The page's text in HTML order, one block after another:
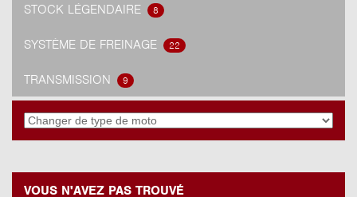
STOCK LÉGENDAIRE 8
SYSTÈME DE FREINAGE 22
TRANSMISSION 9
VOUS N'AVEZ PAS TROUVÉ